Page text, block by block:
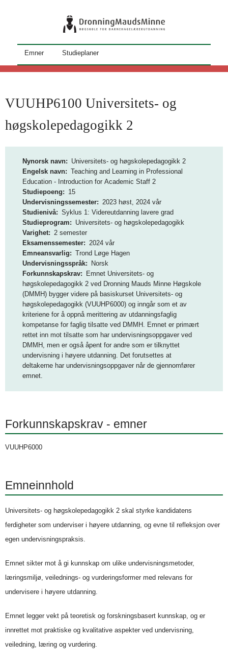
S
t
d
e
k
a
a
o
g
D
M
M
H
Emner Studieplaner
VUUHP6100 Universitets- og
høgskolepedagogikk 2
Nynorsk navn
Universitets- og høgskolepedagogikk 2
Engelsk navn
Teaching and Learning in Professional
Education - Introduction for Academic Staff 2
Studiepoeng
15
Undervisningssemester
2023 høst, 2024 vår
Studienivå
Syklus 1: Videreutdanning lavere grad
Studieprogram
Universitets- og høgskolepedagogikk
Varighet
2 semester
Eksamenssemester
2024 vår
Emneansvarlig
Trond Løge Hagen
Undervisningsspråk
Norsk
Forkunnskapskrav
Emnet Universitets- og
høgskolepedagogikk 2 ved Dronning Mauds Minne Høgskole
(DMMH) bygger videre på basiskurset Universitets- og
høgskolepedagogikk (VUUHP6000) og inngår som et av
kriteriene for å oppnå merittering av utdanningsfaglig
kompetanse for faglig tilsatte ved DMMH. Emnet er primært
rettet inn mot tilsatte som har undervisningsoppgaver ved
DMMH, men er også åpent for andre som er tilknyttet
undervisning i høyere utdanning. Det forutsettes at
deltakerne har undervisningsoppgaver når de gjennomfører
emnet.
Forkunnskapskrav - emner
VUUHP6000
Emneinnhold
Universitets- og høgskolepedagogikk 2 skal styrke kandidatens
ferdigheter som underviser i høyere utdanning, og evne til refleksjon over
egen undervisningspraksis.
Emnet sikter mot å gi kunnskap om ulike undervisningsmetoder,
læringsmiljø, veilednings- og vurderingsformer med relevans for
undervisere i høyere utdanning.
Emnet legger vekt på teoretisk og forskningsbasert kunnskap, og er
innrettet mot praktiske og kvalitative aspekter ved undervisning,
veiledning, læring og vurdering.